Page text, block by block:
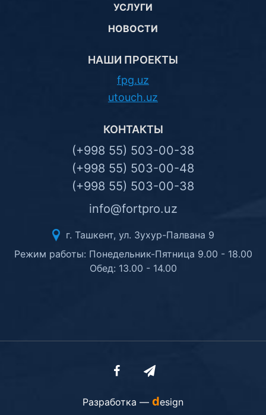
УСЛУГИ
НОВОСТИ
НАШИ ПРОЕКТЫ
fpg.uz
utouch.uz
КОНТАКТЫ
(+998 55) 503-00-38
(+998 55) 503-00-48
(+998 55) 503-00-38
info@fortpro.uz
г. Ташкент, ул. Зухур-Палвана 9
Режим работы: Понедельник-Пятница 9.00 - 18.00
Обед: 13.00 - 14.00
Разработка — design